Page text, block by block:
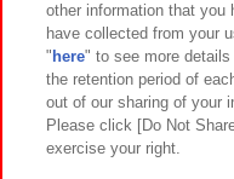
関連会社 サス
プライバシーポリシー
お取引先さまとと
other information that you
have collected from your
" here" to see more
the retention period of
out of our sharing of your
Please click [Do Not
exercise your right.